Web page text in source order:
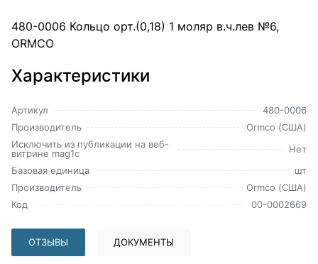
480-0006 Кольцо орт.(0,18) 1 моляр в.ч.лев №6,
ORMCO
Характеристики
Артикул
480-0006
Производитель
Ormco (США)
Исключить из публикации на веб-
витрине mag1c
Нет
Базовая единица
шт
Производитель
Ormco (США)
Код
00-0002669
ОТЗЫВЫ ДОКУМЕНТЫ